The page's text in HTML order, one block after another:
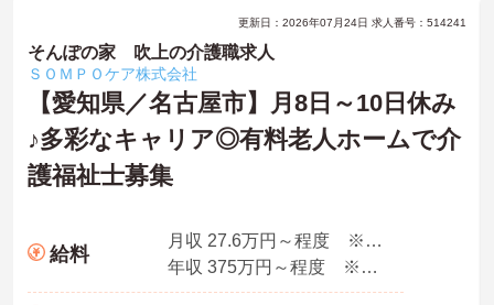
更新日：2026年07月24日 求人番号：514241
そんぽの家 吹上の介護職求人
ＳＯＭＰＯケア株式会社
【愛知県／名古屋市】月8日～10日休み
♪多彩なキャリア◎有料老人ホームで介
護福祉士募集
給料
月収 27.6万円～程度 ※諸手当込み
年収 375万円～程度 ※想定年収